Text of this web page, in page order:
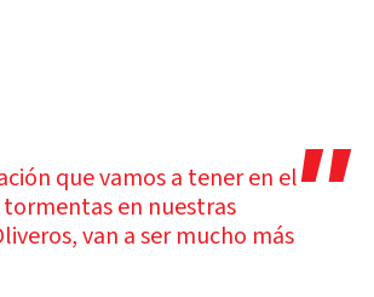
que vamos a tener en el
tormentas en nuestras
van a ser mucho más